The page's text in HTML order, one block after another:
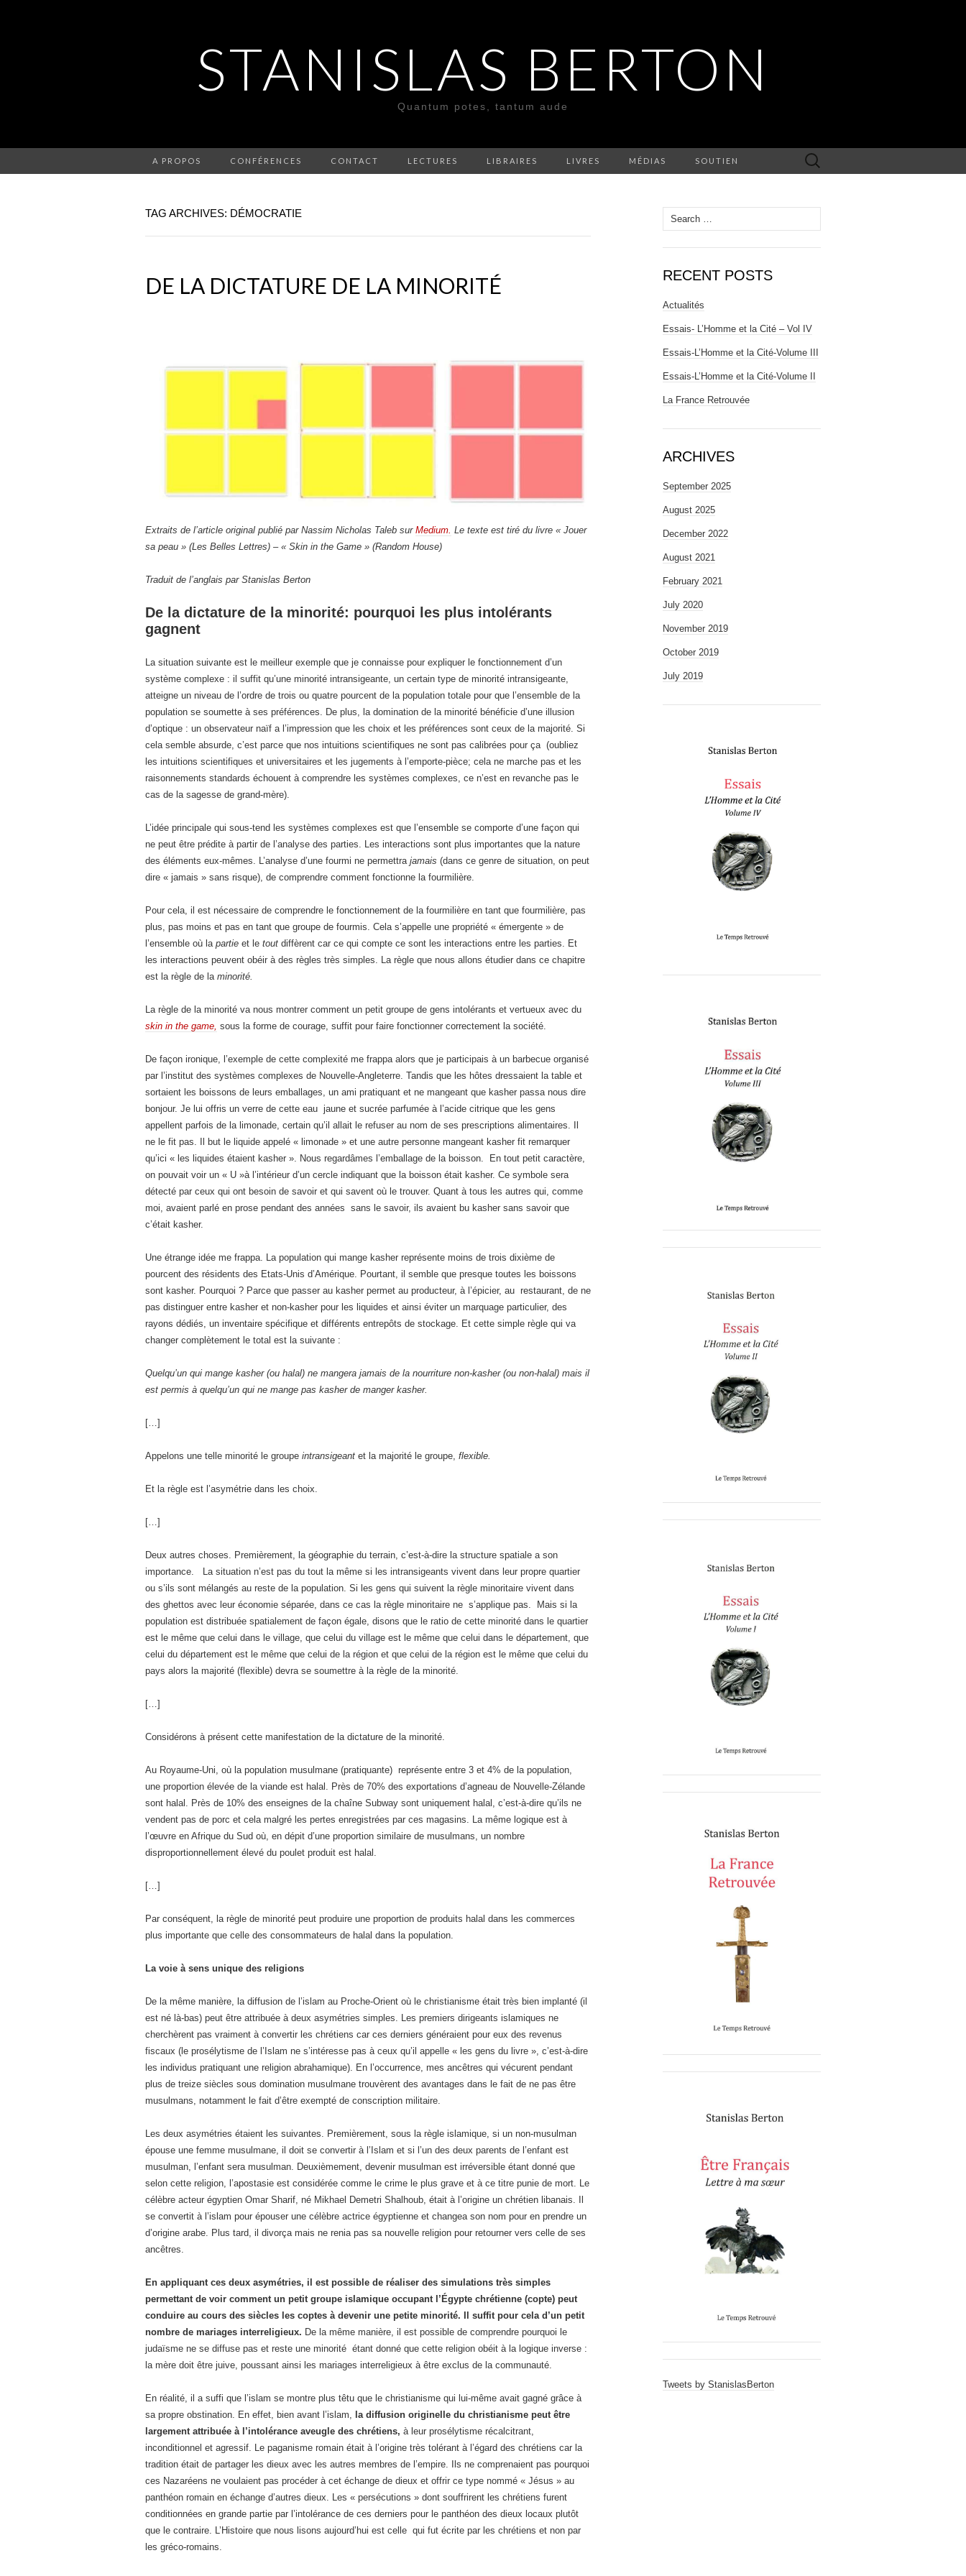
STANISLAS BERTON
Quantum potes, tantum aude
A PROPOS CONFÉRENCES CONTACT LECTURES LIBRAIRES LIVRES MÉDIAS SOUTIEN
Search
for:
TAG ARCHIVES: DÉMOCRATIE
DE LA DICTATURE DE LA MINORITÉ
Extraits de l’article original publié par Nassim Nicholas Taleb sur Medium. Le texte est tiré du livre « Jouer
sa peau » (Les Belles Lettres) – « Skin in the Game » (Random House)
Traduit de l’anglais par Stanislas Berton
De la dictature de la minorité: pourquoi les plus intolérants
gagnent
La situation suivante est le meilleur exemple que je connaisse pour expliquer le fonctionnement d’un
système complexe : il suffit qu’une minorité intransigeante, un certain type de minorité intransigeante,
atteigne un niveau de l’ordre de trois ou quatre pourcent de la population totale pour que l’ensemble de la
population se soumette à ses préférences. De plus, la domination de la minorité bénéficie d’une illusion
d’optique : un observateur naïf a l’impression que les choix et les préférences sont ceux de la majorité. Si
cela semble absurde, c’est parce que nos intuitions scientifiques ne sont pas calibrées pour ça (oubliez
les intuitions scientifiques et universitaires et les jugements à l’emporte-pièce; cela ne marche pas et les
raisonnements standards échouent à comprendre les systèmes complexes, ce n’est en revanche pas le
cas de la sagesse de grand-mère).
L’idée principale qui sous-tend les systèmes complexes est que l’ensemble se comporte d’une façon qui
ne peut être prédite à partir de l’analyse des parties. Les interactions sont plus importantes que la nature
des éléments eux-mêmes. L’analyse d’une fourmi ne permettra jamais (dans ce genre de situation, on peut
dire « jamais » sans risque), de comprendre comment fonctionne la fourmilière.
Pour cela, il est nécessaire de comprendre le fonctionnement de la fourmilière en tant que fourmilière, pas
plus, pas moins et pas en tant que groupe de fourmis. Cela s’appelle une propriété « émergente » de
l’ensemble où la partie et le tout diffèrent car ce qui compte ce sont les interactions entre les parties. Et
les interactions peuvent obéir à des règles très simples. La règle que nous allons étudier dans ce chapitre
est la règle de la minorité.
La règle de la minorité va nous montrer comment un petit groupe de gens intolérants et vertueux avec du
skin in the game, sous la forme de courage, suffit pour faire fonctionner correctement la société.
De façon ironique, l’exemple de cette complexité me frappa alors que je participais à un barbecue organisé
par l’institut des systèmes complexes de Nouvelle-Angleterre. Tandis que les hôtes dressaient la table et
sortaient les boissons de leurs emballages, un ami pratiquant et ne mangeant que kasher passa nous dire
bonjour. Je lui offris un verre de cette eau jaune et sucrée parfumée à l’acide citrique que les gens
appellent parfois de la limonade, certain qu’il allait le refuser au nom de ses prescriptions alimentaires. Il
ne le fit pas. Il but le liquide appelé « limonade » et une autre personne mangeant kasher fit remarquer
qu’ici « les liquides étaient kasher ». Nous regardâmes l’emballage de la boisson. En tout petit caractère,
on pouvait voir un « U »à l’intérieur d’un cercle indiquant que la boisson était kasher. Ce symbole sera
détecté par ceux qui ont besoin de savoir et qui savent où le trouver. Quant à tous les autres qui, comme
moi, avaient parlé en prose pendant des années sans le savoir, ils avaient bu kasher sans savoir que
c’était kasher.
Une étrange idée me frappa. La population qui mange kasher représente moins de trois dixième de
pourcent des résidents des Etats-Unis d’Amérique. Pourtant, il semble que presque toutes les boissons
sont kasher. Pourquoi ? Parce que passer au kasher permet au producteur, à l’épicier, au restaurant, de ne
pas distinguer entre kasher et non-kasher pour les liquides et ainsi éviter un marquage particulier, des
rayons dédiés, un inventaire spécifique et différents entrepôts de stockage. Et cette simple règle qui va
changer complètement le total est la suivante :
Quelqu’un qui mange kasher (ou halal) ne mangera jamais de la nourriture non-kasher (ou non-halal) mais il
est permis à quelqu’un qui ne mange pas kasher de manger kasher.
[…]
Appelons une telle minorité le groupe intransigeant et la majorité le groupe, flexible.
Et la règle est l’asymétrie dans les choix.
[…]
Deux autres choses. Premièrement, la géographie du terrain, c’est-à-dire la structure spatiale a son
importance. La situation n’est pas du tout la même si les intransigeants vivent dans leur propre quartier
ou s’ils sont mélangés au reste de la population. Si les gens qui suivent la règle minoritaire vivent dans
des ghettos avec leur économie séparée, dans ce cas la règle minoritaire ne s’applique pas. Mais si la
population est distribuée spatialement de façon égale, disons que le ratio de cette minorité dans le quartier
est le même que celui dans le village, que celui du village est le même que celui dans le département, que
celui du département est le même que celui de la région et que celui de la région est le même que celui du
pays alors la majorité (flexible) devra se soumettre à la règle de la minorité.
[…]
Considérons à présent cette manifestation de la dictature de la minorité.
Au Royaume-Uni, où la population musulmane (pratiquante) représente entre 3 et 4% de la population,
une proportion élevée de la viande est halal. Près de 70% des exportations d’agneau de Nouvelle-Zélande
sont halal. Près de 10% des enseignes de la chaîne Subway sont uniquement halal, c’est-à-dire qu’ils ne
vendent pas de porc et cela malgré les pertes enregistrées par ces magasins. La même logique est à
l’œuvre en Afrique du Sud où, en dépit d’une proportion similaire de musulmans, un nombre
disproportionnellement élevé du poulet produit est halal.
[…]
Par conséquent, la règle de minorité peut produire une proportion de produits halal dans les commerces
plus importante que celle des consommateurs de halal dans la population.
La voie à sens unique des religions
De la même manière, la diffusion de l’islam au Proche-Orient où le christianisme était très bien implanté (il
est né là-bas) peut être attribuée à deux asymétries simples. Les premiers dirigeants islamiques ne
cherchèrent pas vraiment à convertir les chrétiens car ces derniers généraient pour eux des revenus
fiscaux (le prosélytisme de l’Islam ne s’intéresse pas à ceux qu’il appelle « les gens du livre », c’est-à-dire
les individus pratiquant une religion abrahamique). En l’occurrence, mes ancêtres qui vécurent pendant
plus de treize siècles sous domination musulmane trouvèrent des avantages dans le fait de ne pas être
musulmans, notamment le fait d’être exempté de conscription militaire.
Les deux asymétries étaient les suivantes. Premièrement, sous la règle islamique, si un non-musulman
épouse une femme musulmane, il doit se convertir à l’Islam et si l’un des deux parents de l’enfant est
musulman, l’enfant sera musulman. Deuxièmement, devenir musulman est irréversible étant donné que
selon cette religion, l’apostasie est considérée comme le crime le plus grave et à ce titre punie de mort. Le
célèbre acteur égyptien Omar Sharif, né Mikhael Demetri Shalhoub, était à l’origine un chrétien libanais. Il
se convertit à l’islam pour épouser une célèbre actrice égyptienne et changea son nom pour en prendre un
d’origine arabe. Plus tard, il divorça mais ne renia pas sa nouvelle religion pour retourner vers celle de ses
ancêtres.
En appliquant ces deux asymétries, il est possible de réaliser des simulations très simples
permettant de voir comment un petit groupe islamique occupant l’Égypte chrétienne (copte) peut
conduire au cours des siècles les coptes à devenir une petite minorité. Il suffit pour cela d’un petit
nombre de mariages interreligieux. De la même manière, il est possible de comprendre pourquoi le
judaïsme ne se diffuse pas et reste une minorité étant donné que cette religion obéit à la logique inverse :
la mère doit être juive, poussant ainsi les mariages interreligieux à être exclus de la communauté.
En réalité, il a suffi que l’islam se montre plus têtu que le christianisme qui lui-même avait gagné grâce à
sa propre obstination. En effet, bien avant l’islam, la diffusion originelle du christianisme peut être
largement attribuée à l’intolérance aveugle des chrétiens, à leur prosélytisme récalcitrant,
inconditionnel et agressif. Le paganisme romain était à l’origine très tolérant à l’égard des chrétiens car la
tradition était de partager les dieux avec les autres membres de l’empire. Ils ne comprenaient pas pourquoi
ces Nazaréens ne voulaient pas procéder à cet échange de dieux et offrir ce type nommé « Jésus » au
panthéon romain en échange d’autres dieux. Les « persécutions » dont souffrirent les chrétiens furent
conditionnées en grande partie par l’intolérance de ces derniers pour le panthéon des dieux locaux plutôt
que le contraire. L’Histoire que nous lisons aujourd’hui est celle qui fut écrite par les chrétiens et non par
les gréco-romains.
Search
for:
RECENT POSTS
Actualités
Essais- L’Homme et la Cité – Vol IV
Essais-L’Homme et la Cité-Volume III
Essais-L’Homme et la Cité-Volume II
La France Retrouvée
ARCHIVES
September 2025
August 2025
December 2022
August 2021
February 2021
July 2020
November 2019
October 2019
July 2019
Tweets by StanislasBerton